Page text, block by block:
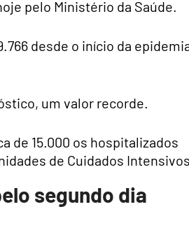
pelo Ministério da Saúde.
desde o início da
um valor recorde.
de 15.000 os hospitalizados
de Cuidados
segundo dia